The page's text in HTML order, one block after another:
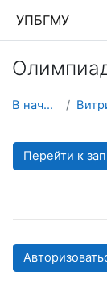
УПБГМУ
В начало
Перейти к